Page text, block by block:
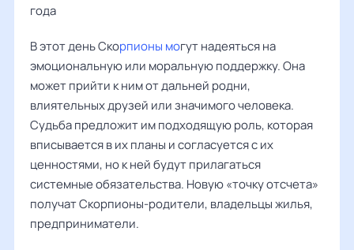
года
В этот день Скорпионы могут надеяться на
эмоциональную или моральную поддержку. Она
может прийти к ним от дальней родни,
влиятельных друзей или значимого человека.
Судьба предложит им подходящую роль, которая
вписывается в их планы и согласуется с их
ценностями, но к ней будут прилагаться
системные обязательства. Новую «точку отсчета»
получат Скорпионы-родители, владельцы жилья,
предприниматели.